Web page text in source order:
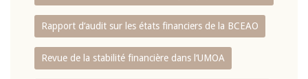
Rapport d‘audit sur les états financiers de la BCEAO
Revue de la stabilité financière dans l‘UMOA